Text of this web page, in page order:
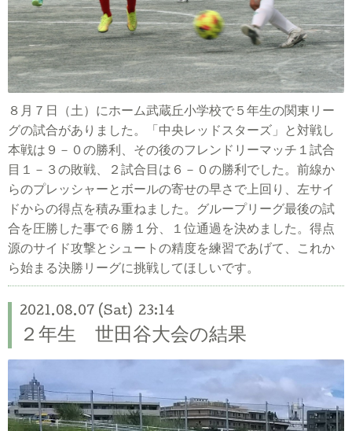
８月７日（土）にホーム武蔵丘小学校で５年生の関東リー
グの試合がありました。「中央レッドスターズ」と対戦し
本戦は９－０の勝利、その後のフレンドリーマッチ１試合
目１－３の敗戦、２試合目は６－０の勝利でした。 前線か
らのプレッシャーとボールの寄せの早さで上回り、左サイ
ドからの得点を積み重ねました。グループリーグ最後の試
合を圧勝した事で６勝１分、１位通過を決めました。得点
源のサイド攻撃とシュートの精度を練習であげて、これか
ら始まる決勝リーグに挑戦してほしいです。
2021.08.07 (Sat) 23:14
２年生 世田谷大会の結果